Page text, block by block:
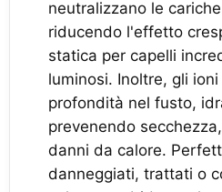
neutralizzano le
riducendo l'effetto
statica per capelli
luminosi. Inoltre, gli
profondità nel fusto,
prevenendo
danni da calore.
danneggiati, trattati o